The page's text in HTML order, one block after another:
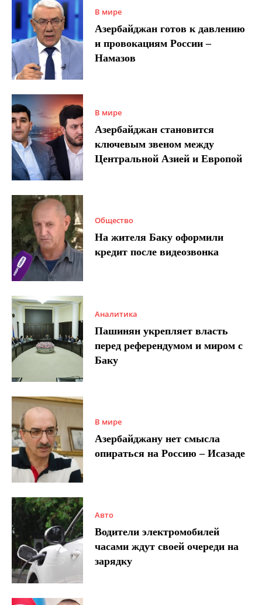
В мире
Азербайджан готов к давлению
и провокациям России –
Намазов
В мире
Азербайджан становится
ключевым звеном между
Центральной Азией и Европой
Общество
На жителя Баку оформили
кредит после видеозвонка
Аналитика
Пашинян укрепляет власть
перед референдумом и миром с
Баку
В мире
Азербайджану нет смысла
опираться на Россию – Исазаде
Авто
Водители электромобилей
часами ждут своей очереди на
зарядку